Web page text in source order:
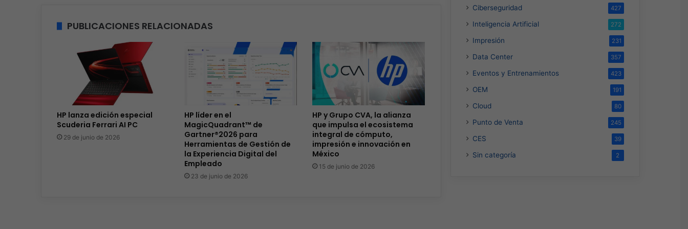
PUBLICACIONES RELACIONADAS
HP lanza edición especial
Scuderia Ferrari AI PC
29 de junio de 2026
HP líder en el
MagicQuadrant™ de
Gartner®2026 para
Herramientas de Gestión de
la Experiencia Digital del
Empleado
23 de junio de 2026
HP y Grupo CVA, la alianza
que impulsa el ecosistema
integral de cómputo,
impresión e innovación en
México
15 de junio de 2026
Ciberseguridad 427
Inteligencia Artificial 272
Impresión 231
Data Center 357
Eventos y Entrenamientos 423
OEM 191
Cloud 80
Punto de Venta 245
CES 39
Sin categoría 2